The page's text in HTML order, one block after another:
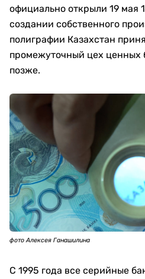
официально открыли 19 мая
создании собственного
полиграфии Казахстан
промежуточный цех ценных
позже.
фото Алексея Ганашилина
С 1995 года все серийные